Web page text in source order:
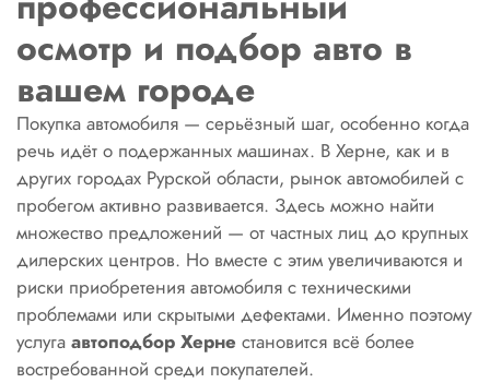
осмотр и подбор авто в
вашем городе
Покупка автомобиля — серьёзный шаг, особенно когда
речь идёт о подержанных машинах. В Херне, как и в
других городах Рурской области, рынок автомобилей с
пробегом активно развивается. Здесь можно найти
множество предложений — от частных лиц до крупных
дилерских центров. Но вместе с этим увеличиваются и
риски приобретения автомобиля с техническими
проблемами или скрытыми дефектами. Именно поэтому
услуга автоподбор Херне становится всё более
востребованной среди покупателей.